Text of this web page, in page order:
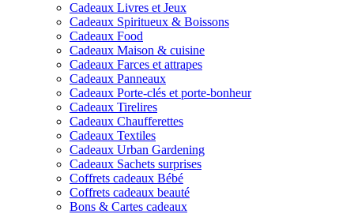
Cadeaux Livres et Jeux
Cadeaux Spiritueux & Boissons
Cadeaux Food
Cadeaux Maison & cuisine
Cadeaux Farces et attrapes
Cadeaux Panneaux
Cadeaux Porte-clés et porte-bonheur
Cadeaux Tirelires
Cadeaux Chaufferettes
Cadeaux Textiles
Cadeaux Urban Gardening
Cadeaux Sachets surprises
Coffrets cadeaux Bébé
Coffrets cadeaux beauté
Bons & Cartes cadeaux